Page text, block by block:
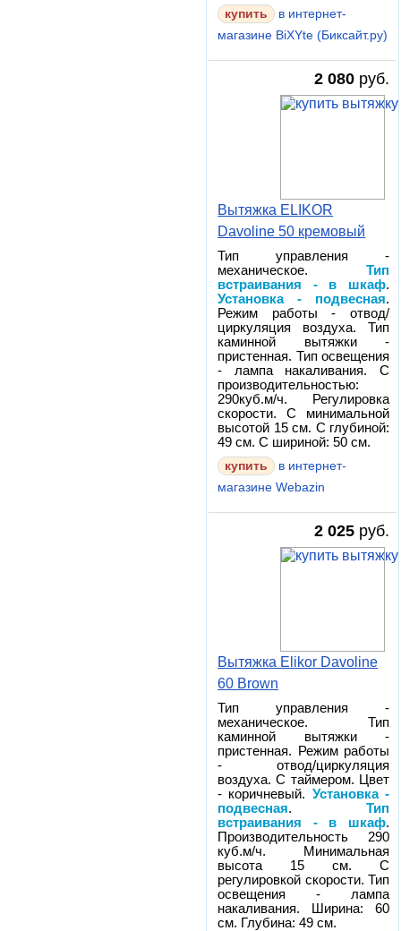
в интернет-
магазине BiXYte (Биксайт.ру)
2 080 руб.
Вытяжка ELIKOR
Davoline 50 кремовый
Тип управления -
механическое.Тип
встраивания - в шкаф.
Установка - подвесная.
Режим работы - отвод/
циркуляция воздуха. Тип
каминной вытяжки -
пристенная. Тип освещения
- лампа накаливания. С
производительностью:
290куб.м/ч. Регулировка
скорости. С минимальной
высотой 15 см. С глубиной:
49 см. С шириной: 50 см.
в интернет-
магазине Webazin
2 025 руб.
Вытяжка Elikor Davoline
60 Brown
Тип управления -
механическое. Тип
каминной вытяжки -
пристенная. Режим работы
- отвод/циркуляция
воздуха. С таймером. Цвет
- коричневый. Установка -
подвесная.Тип
встраивания - в шкаф.
Производительность 290
куб.м/ч. Минимальная
высота 15 см. С
регулировкой скорости. Тип
освещения - лампа
накаливания. Ширина: 60
см. Глубина: 49 см.